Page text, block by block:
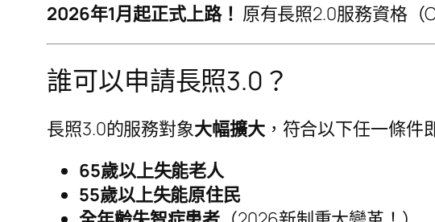
2026年1月起正式上路！ 原有長照2.0服務資格（
誰可以申請長照3.0？
長照3.0的服務對象大幅擴大，符合以下任一條件
65歲以上失能老人
55歲以上失能原住民